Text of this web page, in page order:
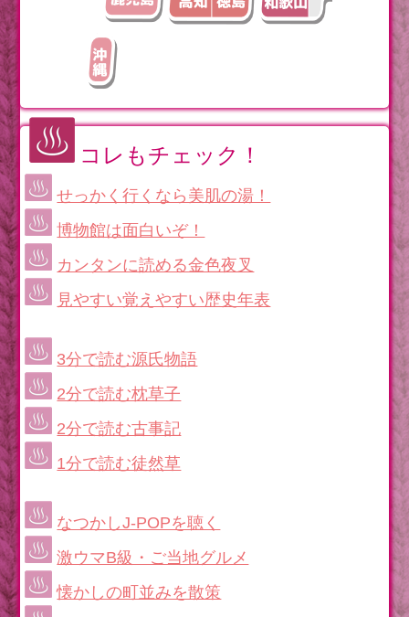
コレもチェック！
せっかく行くなら美肌の湯！
博物館は面白いぞ！
カンタンに読める金色夜叉
見やすい覚えやすい歴史年表
3分で読む源氏物語
2分で読む枕草子
2分で読む古事記
1分で読む徒然草
なつかしJ-POPを聴く
激ウマB級・ご当地グルメ
懐かしの町並みを散策